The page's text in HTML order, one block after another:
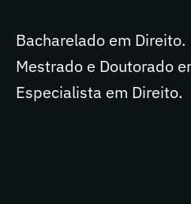
Bacharelado em Direito.
Mestrado e Doutorado
Especialista em Direito.